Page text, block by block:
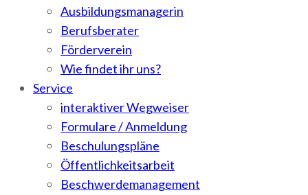
Ausbildungsmanagerin
Berufsberater
Förderverein
Wie findet ihr uns?
Service
interaktiver Wegweiser
Formulare / Anmeldung
Beschulungspläne
Öffentlichkeitsarbeit
Beschwerdemanagement